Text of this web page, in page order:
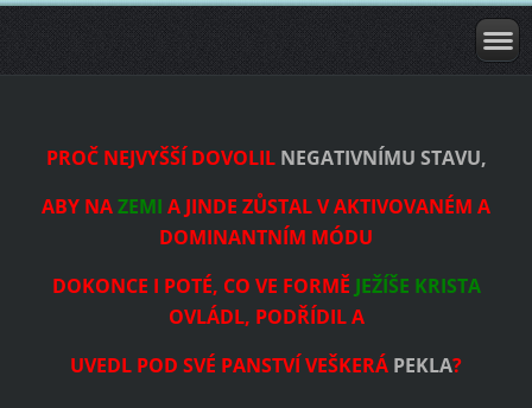
PROČ NEJVYŠŠÍ DOVOLIL NEGATIVNÍMU STAVU,
ABY NAZEMI A JINDE ZŮSTAL V AKTIVOVANÉM A
DOMINANTNÍM MÓDU
DOKONCE I POTÉ, CO VE FORMĚ JEŽÍŠE KRISTA
OVLÁDL, PODŘÍDIL A
UVEDL POD SVÉ PANSTVÍ VEŠKERÁ PEKLA?